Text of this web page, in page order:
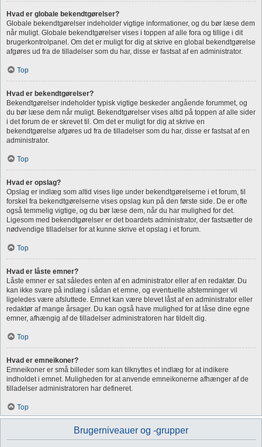
Hvad er globale bekendtgørelser?
Globale bekendtgørelser indeholder vigtige informationer, og du bør læse dem
når muligt. Globale bekendtgørelser vises i toppen af alle fora og tillige i dit
brugerkontrolpanel. Om det er muligt for dig at skrive en global bekendtgørelse
afgøres ud fra de tilladelser som du har, disse er fastsat af en administrator.
Top
Hvad er bekendtgørelser?
Bekendtgørelser indeholder typisk vigtige beskeder angående forummet, og
du bør læse dem når muligt. Bekendtgørelser vises altid på toppen af alle sider
i det forum de er skrevet til. Om det er muligt for dig at skrive en
bekendtgørelse afgøres ud fra de tilladelser som du har, disse er fastsat af en
administrator.
Top
Hvad er opslag?
Opslag er indlæg som altid vises lige under bekendtgørelserne i et forum, til
forskel fra bekendtgørelserne vises opslag kun på den første side. De er ofte
også temmelig vigtige, og du bør læse dem, når du har mulighed for det.
Ligesom med bekendtgørelser er det boardets administrator, der fastsætter de
nødvendige tilladelser for at kunne skrive et opslag i et forum.
Top
Hvad er låste emner?
Låste emner er sat således enten af en administrator eller af en redaktør. Du
kan ikke svare på indlæg i sådan et emne, og eventuelle afstemninger vil
ligeledes være afsluttede. Emnet kan være blevet låst af en administrator eller
redaktør af mange årsager. Du kan også have mulighed for at låse dine egne
emner, afhængig af de tilladelser administratoren har tildelt dig.
Top
Hvad er emneikoner?
Emneikoner er små billeder som kan tilknyttes et indlæg for at indikere
indholdet i emnet. Muligheden for at anvende emneikonerne afhænger af de
tilladelser administratoren har defineret.
Top
Brugerniveauer og -grupper